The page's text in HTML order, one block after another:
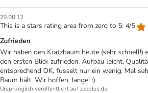
29.08.12
This is a stars rating area from zero to 5: 4/5
Zufrieden
Wir haben den Kratzbaum heute (sehr schnell!)
den ersten Blick zufrieden. Aufbau leicht,
entsprechend OK, fusselt nur ein wenig. Mal
Baum hält. Wir hoffen, lange! :)
Ursprünglich veröffentlicht auf zooplus.de